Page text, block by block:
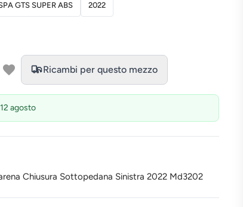
GTS SUPER ABS 2022
Ricambi per questo mezzo
agosto
Chiusura Sottopedana Sinistra 2022 Md3202